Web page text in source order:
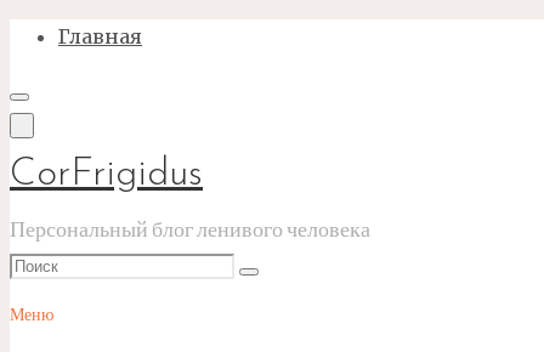
Перейти
содержимому
Главная
CorFrigidus
Персональный блог ленивого человека
Что
Поиск
Меню